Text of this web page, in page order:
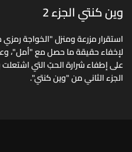
وين كنتي الجزء 2
استقرار مزرعة ومنزل "الخواجة رمزي
لإخفاء حقيقة ما حصل مع "أمل"،
على إطفاء شرارة الحبّ التي اشتعلت
الجزء الثاني من "وين كنتي".